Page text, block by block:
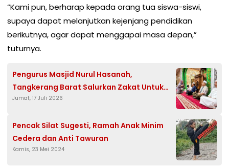
“Kami pun, berharap kepada orang tua siswa-siswi,
supaya dapat melanjutkan kejenjang pendidikan
berikutnya, agar dapat menggapai masa depan,”
tuturnya.
Pengurus Masjid Nurul Hasanah,
Tangkerang Barat Salurkan Zakat Untuk
Anak Yatim Sebanyak 21 Orang
Jumat, 17 Juli 2026
Pencak Silat Sugesti, Ramah Anak Minim
Cedera dan Anti Tawuran
Kamis, 23 Mei 2024